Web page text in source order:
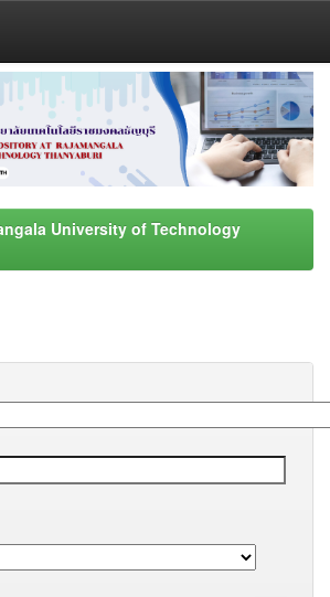
University of Technology